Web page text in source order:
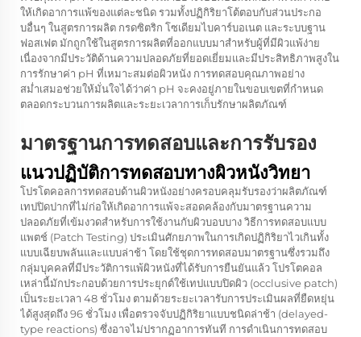
ให้เกิดอาการแพ้ของแต่ละชนิด รวมทั้งปฏิกิริยาโต้ตอบกับส่วนประกอ
บอื่นๆ ในสูตรการผลิต กรดซิตริก โซเดียมไบคาร์บอเนต และระบบฐาน
ฟอสเฟต มักถูกใช้ในสูตรการผลิตที่ออกแบบมาสำหรับผู้ที่มีผิวแพ้ง่าย
เนื่องจากมีประวัติด้านความปลอดภัยที่ยอดเยี่ยมและมีประสิทธิภาพสูงใน
การรักษาค่า pH ที่เหมาะสมต่อผิวหนัง การทดสอบคุณภาพอย่าง
สม่ำเสมอช่วยให้มั่นใจได้ว่าค่า pH จะคงอยู่ภายในขอบเขตที่กำหนด
ตลอดกระบวนการผลิตและระยะเวลาการเก็บรักษาผลิตภัณฑ์
มาตรฐานการทดสอบและการรับรอง
แนวปฏิบัติการทดสอบทางผิวหนังวิทยา
โปรโตคอลการทดสอบด้านผิวหนังอย่างครอบคลุมรับรองว่าผลิตภัณฑ์
เทปปิดปากที่ไม่ก่อให้เกิดอาการแพ้จะสอดคล้องกับมาตรฐานความ
ปลอดภัยที่เข้มงวดสำหรับการใช้งานกับผิวบอบบาง วิธีการทดสอบแบบ
แพตช์ (Patch Testing) ประเมินศักยภาพในการเกิดปฏิกิริยาไวเกินทั้ง
แบบเฉียบพลันและแบบล่าช้า โดยใช้ชุดการทดสอบมาตรฐานซึ่งรวมถึง
กลุ่มบุคคลที่มีประวัติการแพ้ผิวหนังที่ได้รับการยืนยันแล้ว โปรโตคอล
เหล่านี้มักประกอบด้วยการประยุกต์ใช้เทปแบบปิดผิว (occlusive patch)
เป็นระยะเวลา 48 ชั่วโมง ตามด้วยระยะเวลารับการประเมินผลที่ยืดหยุ่น
ได้สูงสุดถึง 96 ชั่วโมง เพื่อตรวจจับปฏิกิริยาแบบชนิดล่าช้า (delayed-
type reactions) ซึ่งอาจไม่ปรากฏอาการทันที การดำเนินการทดสอบ